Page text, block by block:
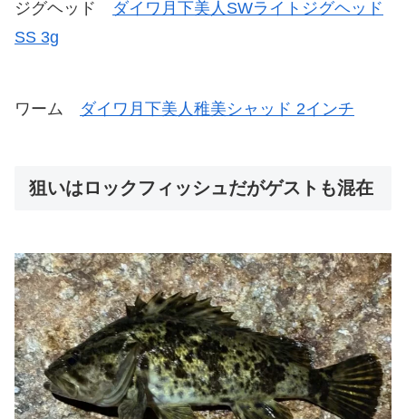
ジグヘッド ダイワ月下美人SWライトジグヘッド
SS 3g
ワーム ダイワ月下美人稚美シャッド 2インチ
狙いはロックフィッシュだがゲストも混在